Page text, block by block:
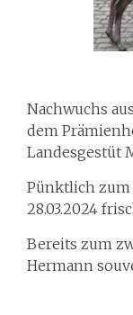
Nachwuchs
dem
Landesgestüt
Pünktlich zum
28.03.2024
Bereits zum
Hermann